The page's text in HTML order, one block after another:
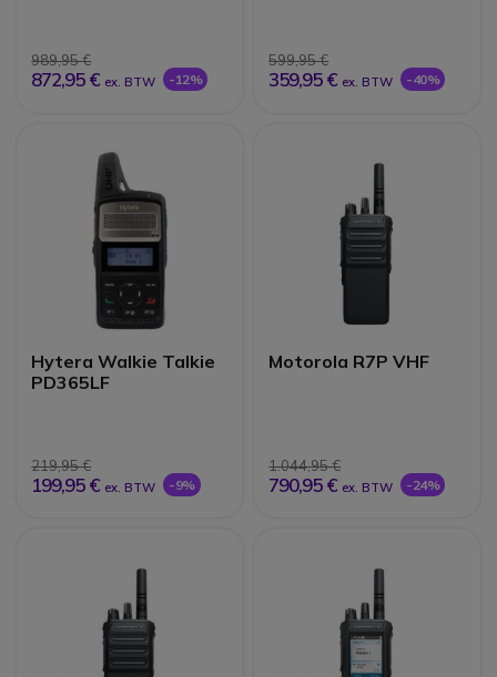
989,95 €
872,95 € ex. BTW -12%
599,95 €
359,95 € ex. BTW -40%
Hytera Walkie Talkie
PD365LF
219,95 €
199,95 € ex. BTW -9%
Motorola R7P VHF
1.044,95 €
790,95 € ex. BTW -24%